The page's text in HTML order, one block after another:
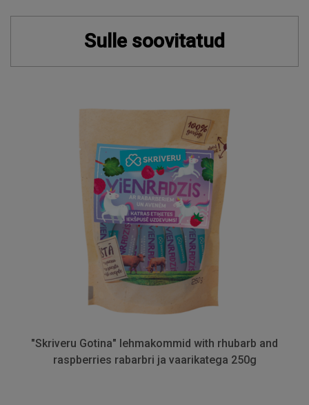
Sulle soovitatud
"Skriveru Gotina" lehmakommid with rhubarb and
raspberries rabarbri ja vaarikatega 250g